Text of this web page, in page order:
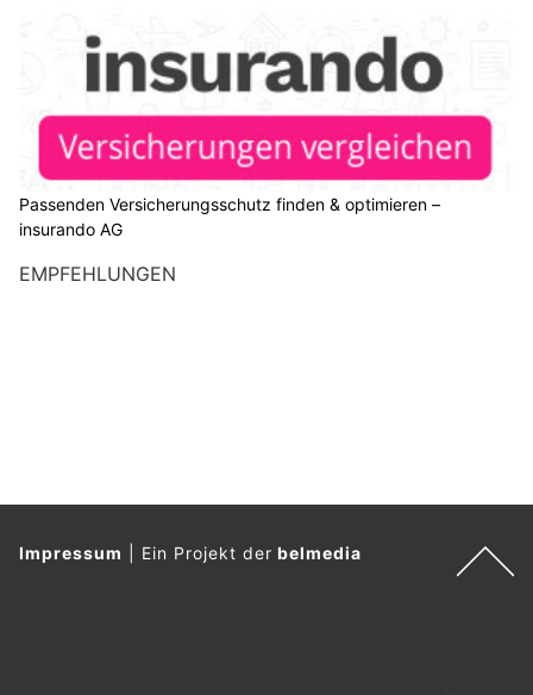
Passenden Versicherungsschutz finden & optimieren –
insurando AG
EMPFEHLUNGEN
Impressum Ein Projekt derbelmedia